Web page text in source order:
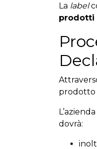
La label
prodotti
prodotto
dovrà: